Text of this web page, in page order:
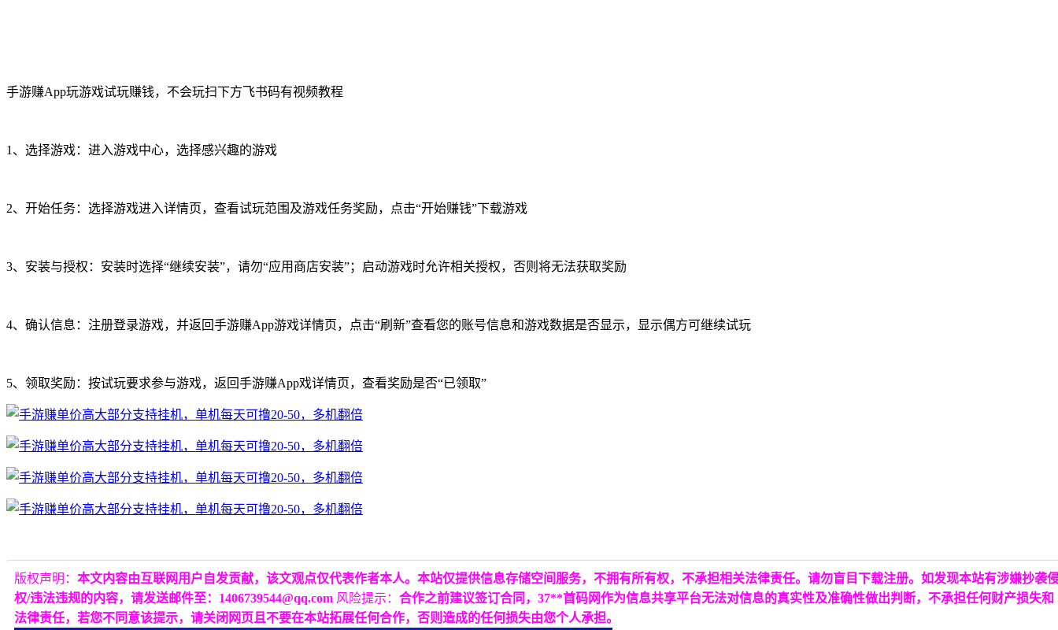
手游赚App玩游戏试玩赚钱，不会玩扫下方飞书码有视频教程
1、选择游戏：进入游戏中心，选择感兴趣的游戏
2、开始任务：选择游戏进入详情页，查看试玩范围及游戏任务奖励，点击“开始赚钱”下载游戏
3、安装与授权：安装时选择“继续安装”，请勿“应用商店安装”；启动游戏时允许相关授权，否则将无法获取奖励
4、确认信息：注册登录游戏，并返回手游赚App游戏详情页，点击“刷新”查看您的账号信息和游戏数据是否显示，显示偶方可继续试玩
5、领取奖励：按试玩要求参与游戏，返回手游赚App戏详情页，查看奖励是否“已领取”
版权声明： 本文内容由互联网用户自发贡献，该文观点仅代表作者本人。本站仅提供信息存储空间服务，不拥有所有权，不承担相关法律责任。请勿盲目下载注册。如发现本站有涉嫌抄袭
权/违法违规的内容，请发送邮件至：1406739544@qq.com 风险提示： 合作之前建议签订合同，37**首码网作为信息共享平台无法对信息的真实性及准确性做出判断，不承担任何财产损失和
法律责任，若您不同意该提示，请关闭网页且不要在本站拓展任何合作，否则造成的任何损失由您个人承担。